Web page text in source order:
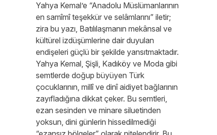
Yahya Kemal’e “Anadolu Müslümanlarının
en samîmî teşekkür ve selâmlarını” iletir;
zira bu yazı, Batılılaşmanın mekânsal ve
kültürel izdüşümlerine dair duyulan
endişeleri güçlü bir şekilde yansıtmaktadır.
Yahya Kemal, Şişli, Kadıköy ve Moda gibi
semtlerde doğup büyüyen Türk
çocuklarının, millî ve dinî aidiyet bağlarının
zayıfladığına dikkat çeker. Bu semtleri,
ezan sesinden ve minare siluetinden
yoksun, dini günlerin hissedilmediği